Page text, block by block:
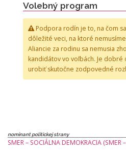
Volebný program
Podpora rodín je to, na čom
dôležité veci, na ktoré
Aliancie za rodinu sa nemusia
kandidátov vo voľbách. Je
urobiť skutočne zodpovedné
nominant politickej strany
SMER – SOCIÁLNA DEMOKRACIA (SMER